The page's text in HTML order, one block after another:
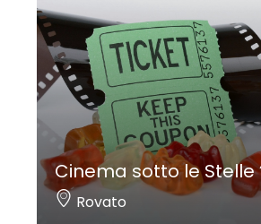
Cinema sotto le Stelle
Rovato